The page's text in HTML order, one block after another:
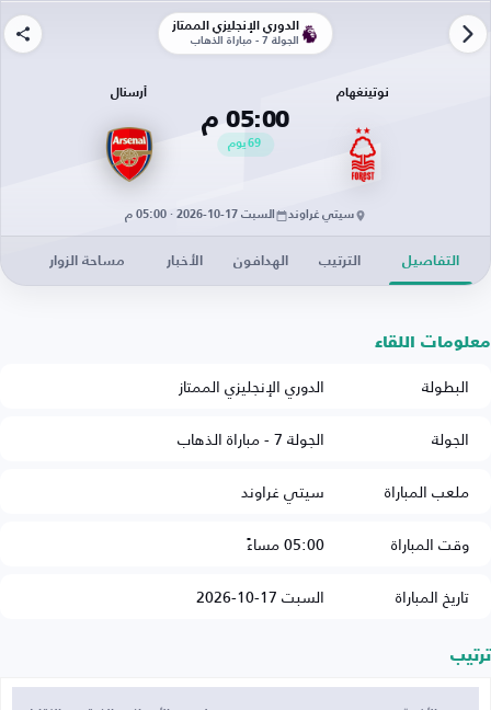
الدوري الإنجليزي الممتاز
الجولة 7 - مباراة الذهاب
نوتينغهام
05:00 م
69يوم
أرسنال
سيتي غراوند السبت 17-10-2026 · 05:00 م
التفاصيل الترتيب الهدافون الأخبار مساحة الزوار
معلومات اللقاء
البطولة
الدوري الإنجليزي الممتاز
الجولة
الجولة 7 - مباراة الذهاب
ملعب المباراة
سيتي غراوند
وقت المباراة
05:00 مساءً
تاريخ المباراة
السبت 17-10-2026
ترتيب